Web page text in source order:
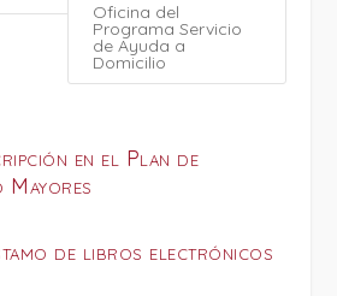
Oficina del
Programa Servicio
de Ayuda a
Domicilio
en el Plan de
Mayores
de libros electrónicos